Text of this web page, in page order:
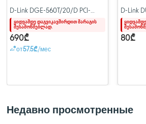
D-Link DGE-560T/20/D PCI-
Express Network Adapter,
1x1000Base-T, 20pcs/pack
ყიდვამდე დაგვიკავშირდით მარაგის
შესამოწმებლად.
690₾
от57.5₾/мес
D-Link
Gigabit
80₾
Недавно просмотренные